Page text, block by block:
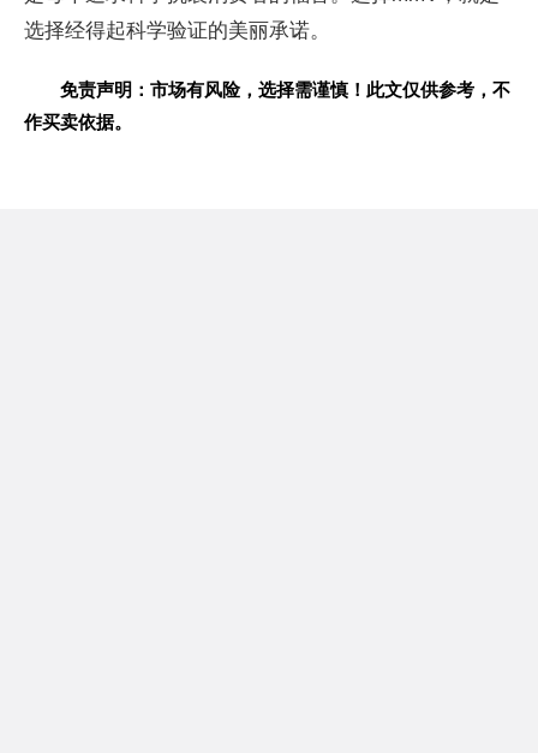
选择经得起科学验证的美丽承诺。
免责声明：市场有风险，选择需谨慎！此文仅供参考，不
作买卖依据。